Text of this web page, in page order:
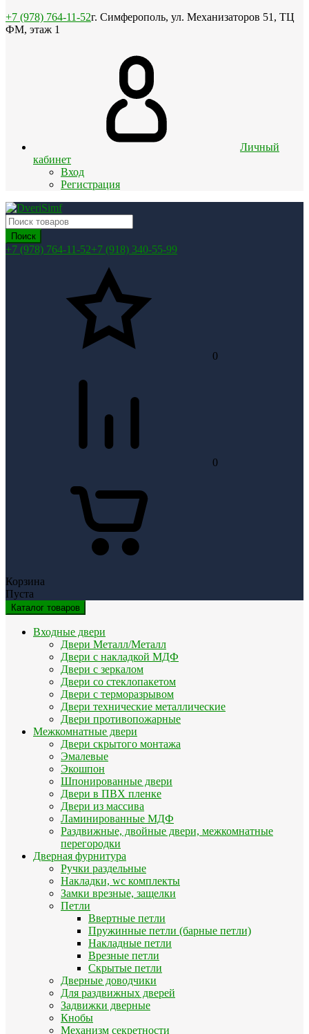
+7 (978) 764-11-52г. Симферополь, ул. Механизаторов 51, ТЦ
ФМ, этаж 1
Личный
кабинет
Вход
Регистрация
Поиск
+7 (978) 764-11-52+7 (918) 340-55-99
0
0
Корзина
Пуста
Каталог товаров
Входные двери
Двери Металл/Металл
Двери с накладкой МДФ
Двери с зеркалом
Двери со стеклопакетом
Двери с терморазрывом
Двери технические металлические
Двери противопожарные
Межкомнатные двери
Двери скрытого монтажа
Эмалевые
Экошпон
Шпонированные двери
Двери в ПВХ пленке
Двери из массива
Ламинированные МДФ
Раздвижные, двойные двери, межкомнатные
перегородки
Дверная фурнитура
Ручки раздельные
Накладки, wc комплекты
Замки врезные, защелки
Петли
Ввертные петли
Пружинные петли (барные петли)
Накладные петли
Врезные петли
Скрытые петли
Дверные доводчики
Для раздвижных дверей
Задвижки дверные
Кнобы
Механизм секретности